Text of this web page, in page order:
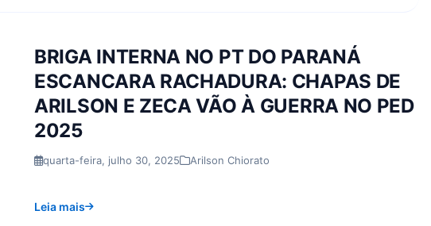
BRIGA INTERNA NO PT DO PARANÁ
ESCANCARA RACHADURA: CHAPAS DE
ARILSON E ZECA VÃO À GUERRA NO PED
2025
quarta-feira, julho 30, 2025 Arilson Chiorato
Leia mais